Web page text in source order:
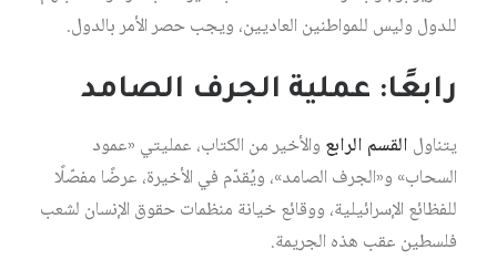
للدول وليس للمواطنين العاديين، ويجب حصر الأمر بالدول.
رابعًا: عملية الجرف الصامد
يتناول القسم الرابع والأخير من الكتاب، عمليتي «عمود
السحاب» و«الجرف الصامد»، ويُقدّم في الأخيرة، عرضًا مفصّلًا
للفظائع الإسرائيلية، ووقائع خيانة منظمات حقوق الإنسان لشعب
فلسطين عقب هذه الجريمة.